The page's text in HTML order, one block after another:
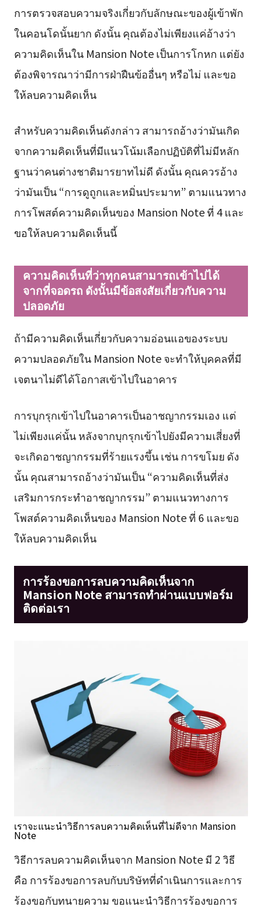
การตรวจสอบความจริงเกี่ยวกับลักษณะของผู้เข้าพัก
ในคอนโดนั้นยาก ดังนั้น คุณต้องไม่เพียงแค่อ้างว่า
ความคิดเห็นใน Mansion Note เป็นการโกหก แต่ยัง
ต้องพิจารณาว่ามีการฝ่าฝืนข้ออื่นๆ หรือไม่ และขอ
ให้ลบความคิดเห็น
สำหรับความคิดเห็นดังกล่าว สามารถอ้างว่ามันเกิด
จากความคิดเห็นที่มีแนวโน้มเลือกปฏิบัติที่ไม่มีหลัก
ฐานว่าคนต่างชาติมารยาทไม่ดี ดังนั้น คุณควรอ้าง
ว่ามันเป็น “การดูถูกและหมิ่นประมาท” ตามแนวทาง
การโพสต์ความคิดเห็นของ Mansion Note ที่ 4 และ
ขอให้ลบความคิดเห็นนี้
ความคิดเห็นที่ว่าทุกคนสามารถเข้าไปได้
จากที่จอดรถ ดังนั้นมีข้อสงสัยเกี่ยวกับความ
ปลอดภัย
ถ้ามีความคิดเห็นเกี่ยวกับความอ่อนแอของระบบ
ความปลอดภัยใน Mansion Note จะทำให้บุคคลที่มี
เจตนาไม่ดีได้โอกาสเข้าไปในอาคาร
การบุกรุกเข้าไปในอาคารเป็นอาชญากรรมเอง แต่
ไม่เพียงแค่นั้น หลังจากบุกรุกเข้าไปยังมีความเสี่ยงที่
จะเกิดอาชญากรรมที่ร้ายแรงขึ้น เช่น การขโมย ดัง
นั้น คุณสามารถอ้างว่ามันเป็น “ความคิดเห็นที่ส่ง
เสริมการกระทำอาชญากรรม” ตามแนวทางการ
โพสต์ความคิดเห็นของ Mansion Note ที่ 6 และขอ
ให้ลบความคิดเห็น
การร้องขอการลบความคิดเห็นจาก
Mansion Note สามารถทำผ่านแบบฟอร์ม
ติดต่อเรา
เราจะแนะนำวิธีการลบความคิดเห็นที่ไม่ดีจาก Mansion
Note
วิธีการลบความคิดเห็นจาก Mansion Note มี 2 วิธี
คือ การร้องขอการลบกับบริษัทที่ดำเนินการและการ
ร้องขอกับทนายความ ขอแนะนำวิธีการร้องขอการ